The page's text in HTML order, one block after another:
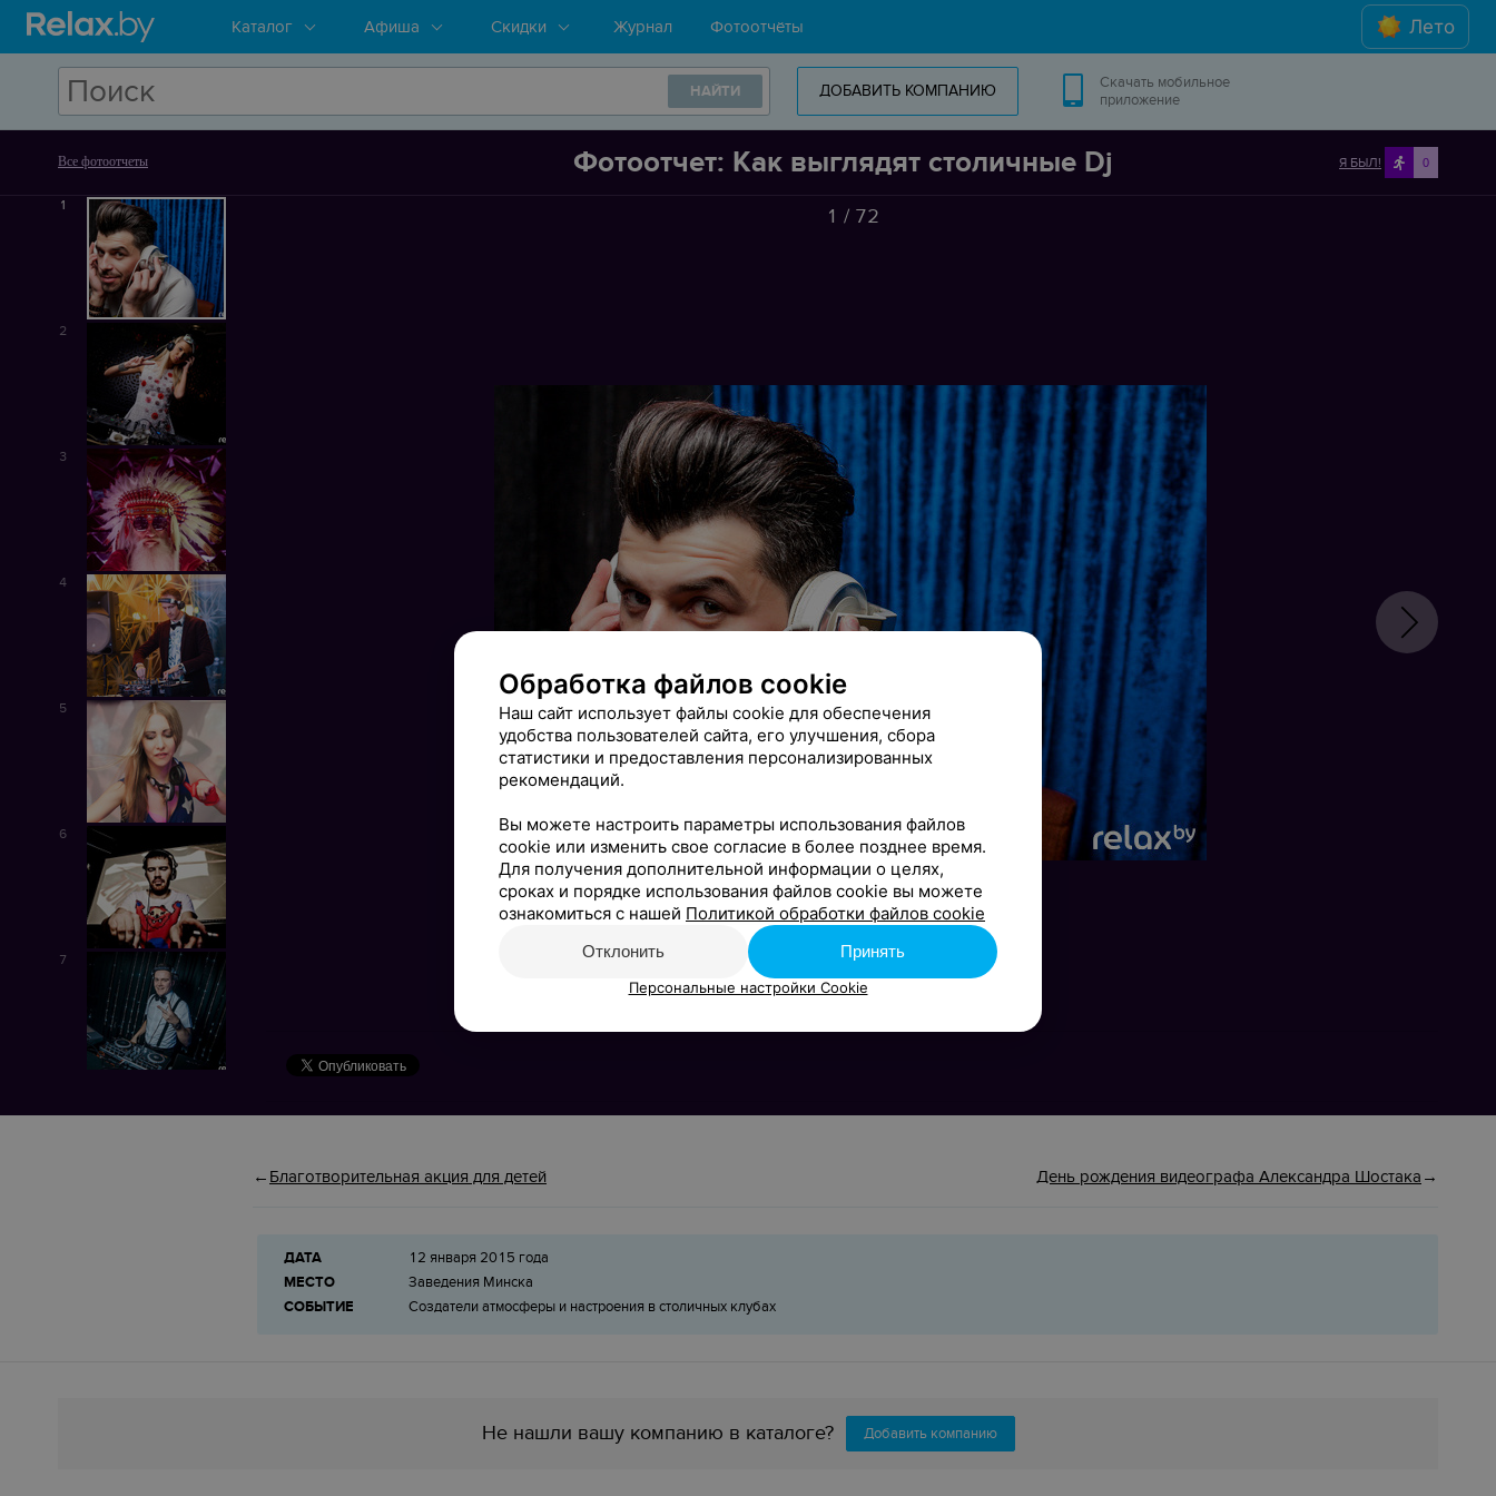
Каталог Афиша Скидки Журнал Фотоотчёты Лето
НАЙТИ ДОБАВИТЬ КОМПАНИЮ
Скачать мобильное
приложение
Все фотоотчеты Фотоотчет: Как выглядят столичные Dj Я БЫЛ! 0
1 / 72
Благотворительная акция для детей День рождения видеографа Александра Шостака
ДАТА
12 января 2015 года
МЕСТО
Заведения Минска
СОБЫТИЕ
Создатели атмосферы и настроения в столичных клубах
Не нашли вашу компанию в каталоге? Добавить компанию
Обработка файлов cookie
Наш сайт использует файлы cookie для обеспечения
удобства пользователей сайта, его улучшения, сбора
статистики и предоставления персонализированных
рекомендаций.
Вы можете настроить параметры использования файлов
cookie или изменить свое согласие в более позднее время.
Для получения дополнительной информации о целях,
сроках и порядке использования файлов cookie вы можете
ознакомиться с нашей Политикой обработки файлов cookie
Отклонить Принять
Персональные настройки Cookie